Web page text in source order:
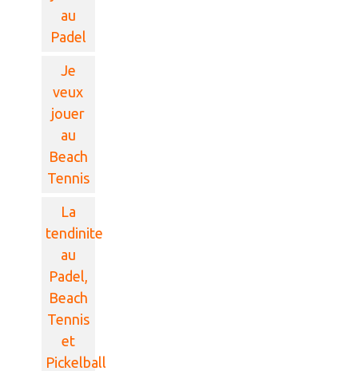
au
Padel
Je
veux
jouer
au
Beach
Tennis
La
tendinite
au
Padel,
Beach
Tennis
et
Pickelball